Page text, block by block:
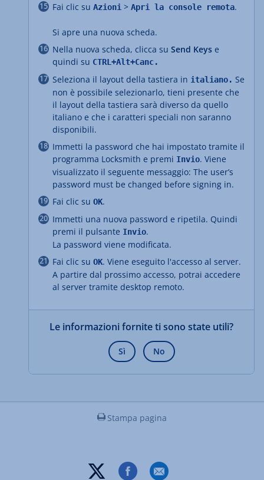
Fai clic su Azioni > Apri la console remota.
Si apre una nuova scheda.
Nella nuova scheda, clicca su Send Keys e
quindi su CTRL+Alt+Canc.
Seleziona il layout della tastiera in italiano. Se
non è possibile selezionarlo, tieni presente che
il layout della tastiera sarà diverso da quello
italiano e che i caratteri speciali non saranno
disponibili.
Immetti la password che hai impostato tramite il
programma Locksmith e premi Invio. Viene
visualizzato il seguente messaggio: The user’s
password must be changed before signing in.
Fai clic su OK.
Immetti una nuova password e ripetila. Quindi
premi il pulsante Invio.
La password viene modificata.
Fai clic su OK. Viene eseguito l'accesso al server.
A partire dal prossimo accesso, potrai accedere
al server tramite desktop remoto.
Le informazioni fornite ti sono state utili?
Sì No
Stampa pagina